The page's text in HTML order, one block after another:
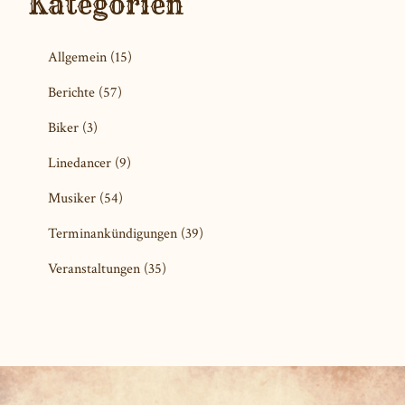
Allgemein(15)
Berichte(57)
Biker(3)
Linedancer(9)
Musiker(54)
Terminankündigungen(39)
Veranstaltungen(35)